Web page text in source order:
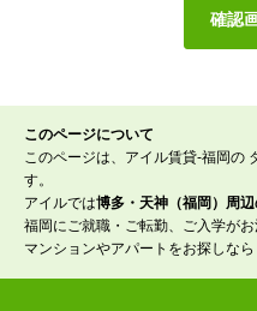
このページについて
このページは、アイル賃貸-福岡の
す。
アイルでは博多・天神（福岡）周
福岡にご就職・ご転勤、ご入学が
マンションやアパートをお探しな